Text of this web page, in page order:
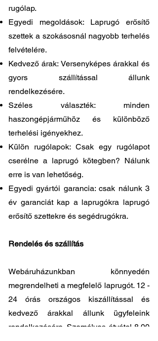
rugólap.
Egyedi megoldások: Laprugó erősítő
szettek a szokásosnál nagyobb terhelés
felvételére.
Kedvező árak: Versenyképes árakkal és
gyors szállítással állunk
rendelkezésére.
Széles választék: minden
haszongépjárműhöz és különböző
terhelési igényekhez.
Külön rugólapok: Csak egy rugólapot
cserélne a laprugó kötegben? Nálunk
erre is van lehetőség.
Egyedi gyártói garancia: csak nálunk 3
év garanciát kap a laprugókra laprugó
erősítő szettekre és segédrugókra.
Rendelés és szállítás
Webáruházunkban könnyedén
megrendelheti a megfelelő laprugót. 12 -
24 órás országos kiszállítással és
kedvező árakkal állunk ügyfeleink
rendelkezésére. Személyes átvátel 8.00